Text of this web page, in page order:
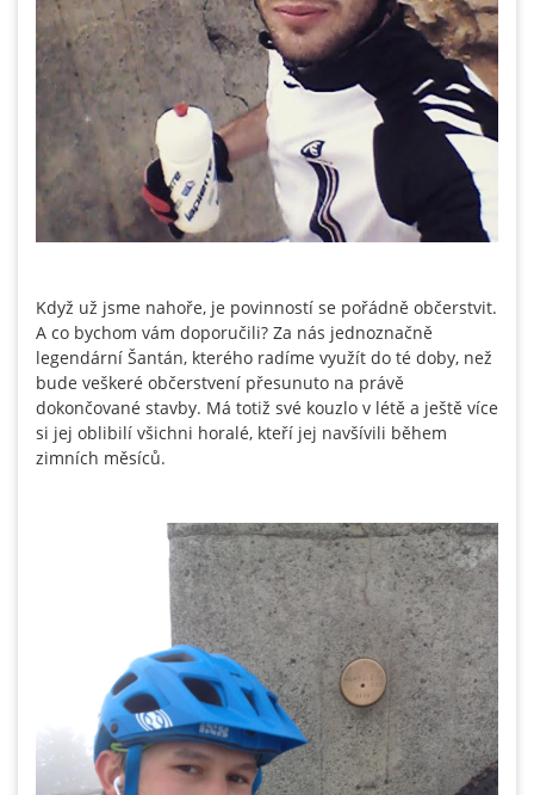
Když už jsme nahoře, je povinností se pořádně občerstvit.
A co bychom vám doporučili? Za nás jednoznačně
legendární Šantán, kterého radíme využít do té doby, než
bude veškeré občerstvení přesunuto na právě
dokončované stavby. Má totiž své kouzlo v létě a ještě více
si jej oblibilí všichni horalé, kteří jej navšívili během
zimních měsíců.